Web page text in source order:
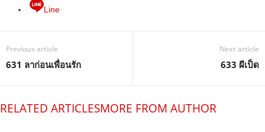
Line
Previous article
631 ลาก่อนเพื่อนรัก
Next article
633 ผีเป็ด
RELATED ARTICLESMORE FROM AUTHOR